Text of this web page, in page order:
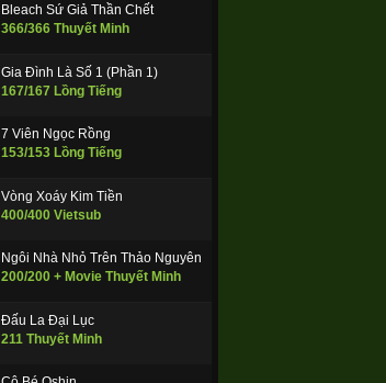
Bleach Sứ Giả Thần Chết
366/366 Thuyết Minh
Gia Đình Là Số 1 (Phần 1)
167/167 Lồng Tiếng
7 Viên Ngọc Rồng
153/153 Lồng Tiếng
Vòng Xoáy Kim Tiền
400/400 Vietsub
Ngôi Nhà Nhỏ Trên Thảo Nguyên
200/200 + Movie Thuyết Minh
Đấu La Đại Lục
211 Thuyết Minh